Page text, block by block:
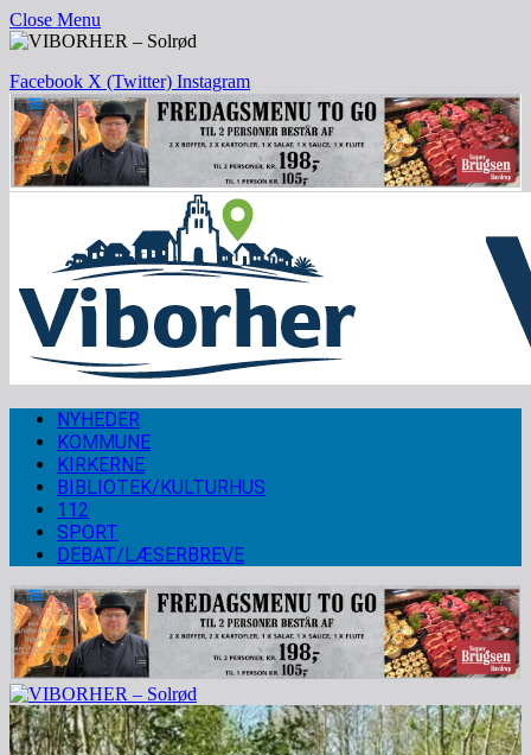
Close Menu
Facebook X (Twitter) Instagram
NYHEDER
KOMMUNE
KIRKERNE
BIBLIOTEK/KULTURHUS
112
SPORT
DEBAT/LÆSERBREVE